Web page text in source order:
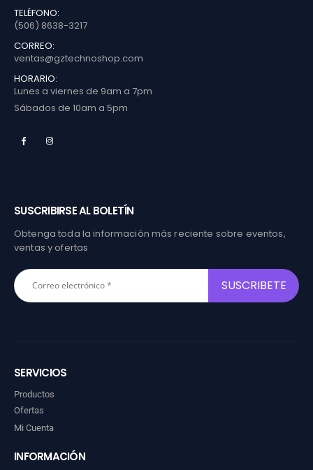
TELÉFONO:
(506) 8638-3217
CORREO:
ventas@gztechnoshop.com
HORARIO:
Lunes a viernes de 9am a 7pm
Sábados de 10am a 5pm
SUSCRIBIRSE AL BOLETÍN
Obtenga toda la información más reciente sobre eventos,
ventas y ofertas
SERVICIOS
Productos
Ofertas
Mi Cuenta
INFORMACIÓN